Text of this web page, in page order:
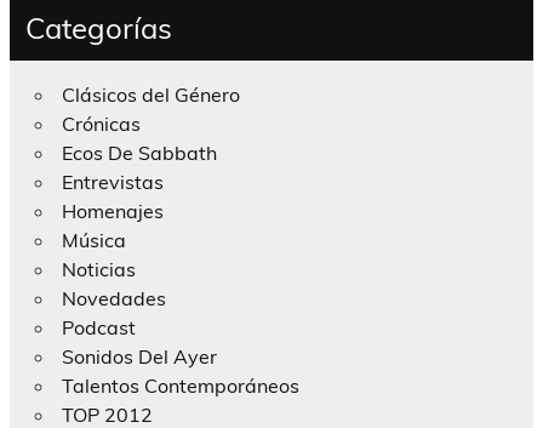
Categorías
Clásicos del Género
Crónicas
Ecos De Sabbath
Entrevistas
Homenajes
Música
Noticias
Novedades
Podcast
Sonidos Del Ayer
Talentos Contemporáneos
TOP 2012